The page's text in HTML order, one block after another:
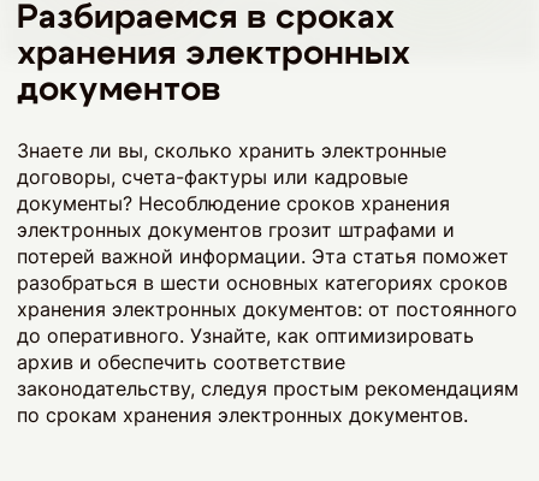
Разбираемся в сроках
хранения электронных
документов
Знаете ли вы, сколько хранить электронные
договоры, счета-фактуры или кадровые
документы? Несоблюдение сроков хранения
электронных документов грозит штрафами и
потерей важной информации. Эта статья поможет
разобраться в шести основных категориях сроков
хранения электронных документов: от постоянного
до оперативного. Узнайте, как оптимизировать
архив и обеспечить соответствие
законодательству, следуя простым рекомендациям
по срокам хранения электронных документов.